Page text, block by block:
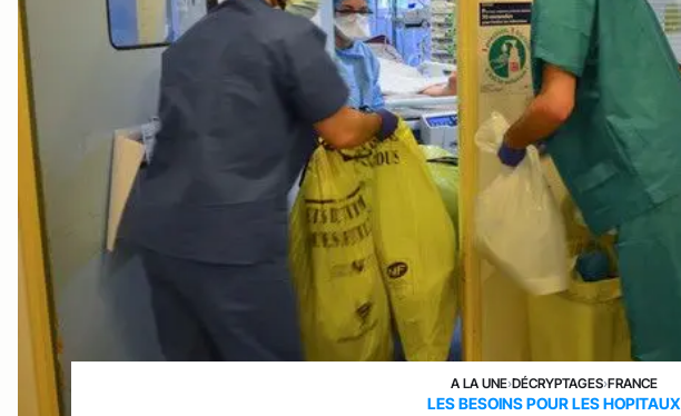
A LA UNE›DÉCRYPTAGES›FRANCE
LES BESOINS POUR LES HOPITAUX